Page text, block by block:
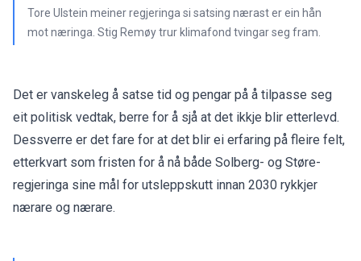
Tore Ulstein meiner regjeringa si satsing nærast er ein hån
mot næringa. Stig Remøy trur klimafond tvingar seg fram.
Det er vanskeleg å satse tid og pengar på å tilpasse seg
eit politisk vedtak, berre for å sjå at det ikkje blir etterlevd.
Dessverre er det fare for at det blir ei erfaring på fleire felt,
etterkvart som fristen for å nå både Solberg- og Støre-
regjeringa sine mål for utsleppskutt innan 2030 rykkjer
nærare og nærare.